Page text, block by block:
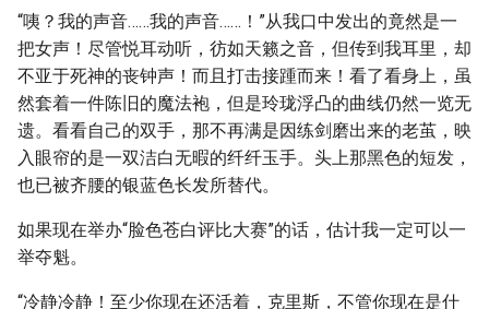
“咦？我的声音……我的声音……！”从我口中发出的竟然是一
把女声！尽管悦耳动听，彷如天籁之音，但传到我耳里，却
不亚于死神的丧钟声！而且打击接踵而来！看了看身上，虽
然套着一件陈旧的魔法袍，但是玲珑浮凸的曲线仍然一览无
遗。看看自己的双手，那不再满是因练剑磨出来的老茧，映
入眼帘的是一双洁白无暇的纤纤玉手。头上那黑色的短发，
也已被齐腰的银蓝色长发所替代。
如果现在举办“脸色苍白评比大赛”的话，估计我一定可以一
举夺魁。
“冷静冷静！至少你现在还活着，克里斯，不管你现在是什